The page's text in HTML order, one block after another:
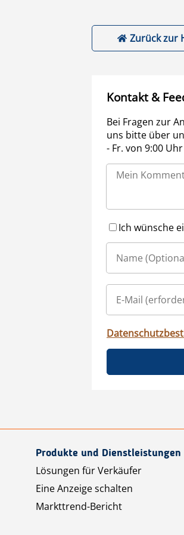
Zurück zur
Kontakt &
Bei Fragen zur
uns bitte über
- Fr. von 9:00
Ich wünsche
Produkte und Dienstleistungen
Lösungen für Verkäufer
Eine Anzeige schalten
Markttrend-Bericht